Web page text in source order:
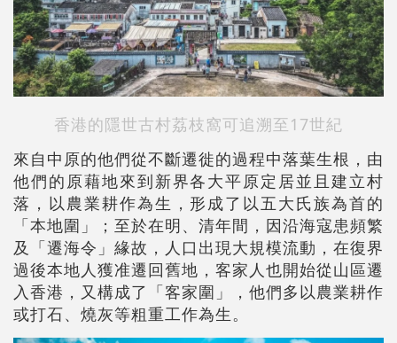
香港的隱世古村荔枝窩可追溯至17世紀
來自中原的他們從不斷遷徙的過程中落葉生根，由
他們的原藉地來到新界各大平原定居並且建立村
落，以農業耕作為生，形成了以五大氏族為首的
「本地圍」；至於在明、清年間，因沿海寇患頻繁
及「遷海令」緣故，人口出現大規模流動，在復界
過後本地人獲准遷回舊地，客家人也開始從山區遷
入香港，又構成了「客家圍」，他們多以農業耕作
或打石、燒灰等粗重工作為生。